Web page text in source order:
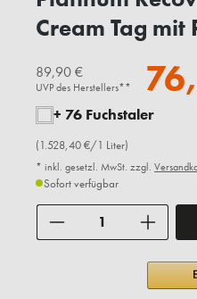
Cream Tag
89,90 €
UVP des Herstellers**
+ 76 Fuchstaler
(1.528,40 €/1 Liter)
* inkl. gesetzl. MwSt. zzgl.
Sofort verfügbar